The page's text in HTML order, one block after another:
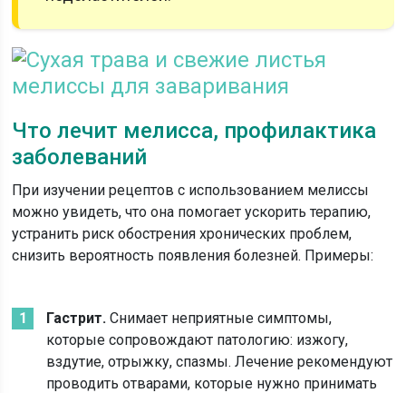
Что лечит мелисса, профилактика
заболеваний
При изучении рецептов с использованием мелиссы
можно увидеть, что она помогает ускорить терапию,
устранить риск обострения хронических проблем,
снизить вероятность появления болезней. Примеры:
Гастрит.Снимает неприятные симптомы,
которые сопровождают патологию: изжогу,
вздутие, отрыжку, спазмы. Лечение рекомендуют
проводить отварами, которые нужно принимать